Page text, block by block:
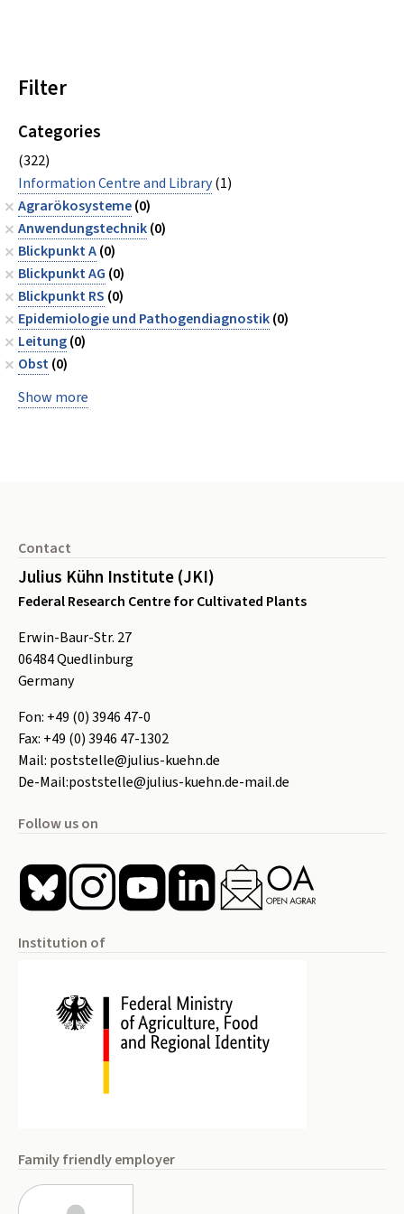
Filter
Categories
(322)
Information Centre and Library(1)
Agrarökosysteme(0)
Anwendungstechnik(0)
Blickpunkt A(0)
Blickpunkt AG (0)
Blickpunkt RS (0)
Epidemiologie und Pathogendiagnostik(0)
Leitung(0)
Obst(0)
Show more
Contact
Julius Kühn Institute (JKI)
Federal Research Centre for Cultivated Plants
Erwin-Baur-Str. 27
06484Quedlinburg
Germany
Fon: +49 (0) 3946 47-0
Fax: +49 (0) 3946 47-1302
Mail: poststelle@julius-kuehn.de
De-Mail:poststelle@julius-kuehn.de-mail.de
Follow us on
Institution of
Family friendly employer